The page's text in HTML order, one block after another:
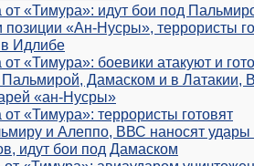
от «Тимура»: идут бои под
«Ан-Нусры», террористы
Идлибе
«Тимура»: боевики атакуют и
Пальмирой, Дамаском и в Латакии,
«ан-Нусры»
«Тимура»: террористы готовят
и Алеппо, ВВС наносят удары
идут бои под Дамаском